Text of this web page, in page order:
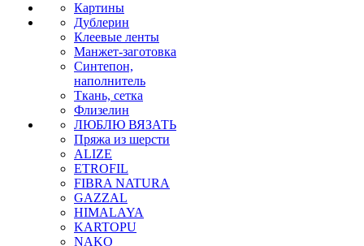
Картины
Дублерин
Клеевые ленты
Манжет-заготовка
Синтепон,
наполнитель
Ткань, сетка
Флизелин
ЛЮБЛЮ ВЯЗАТЬ
Пряжа из шерсти
ALIZE
ETROFIL
FIBRA NATURA
GAZZAL
HIMALAYA
KARTOPU
NAKO